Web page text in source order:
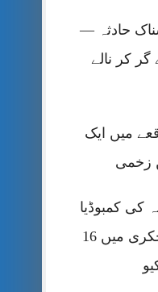
حادثہ —
کر نالے
میں ایک
زخمی
کی کمبوڈیا
سے ہنگامی کال پر چکری میں 16